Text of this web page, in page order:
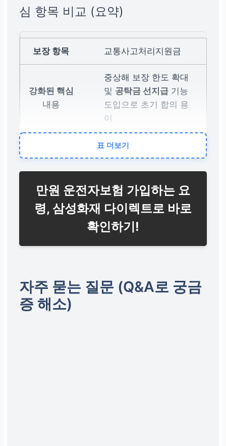
심 항목 비교 (요약)
교통사고처리지원금
중상해 보장 한도 확대
및 공탁금 선지급 기능
도입으로 초기 합의 용
이
법적 최대 한도인
원(특약가입 시)을 목표
로 설계하여 책임 범위
대비
변호사선임비용
가장 높은 보장 한도를
표 더보기
만원 운전자보험 가입하는 요
령, 삼성화재 다이렉트로 바로
확인하기!
자주 묻는 질문 (Q&A로 궁금
증 해소)